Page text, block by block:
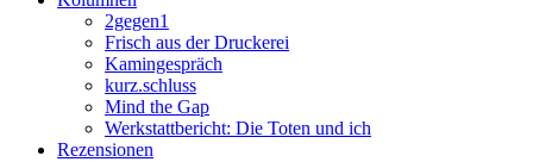
2gegen1
Frisch aus der Druckerei
Kamingespräch
kurz.schluss
Mind the Gap
Werkstattbericht: Die Toten und ich
Rezensionen